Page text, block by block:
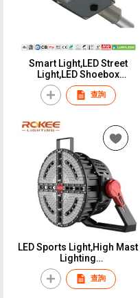
Smart Light,LED Street
Light,LED Shoebox
Light,Car Park Lighting
30W,50W,60W,80W,100W
查詢
LED Sports Light,High Mast
Lighting
1200W,1000W,900W,800W,7
00W,600W,500W,400W,300
W
查詢